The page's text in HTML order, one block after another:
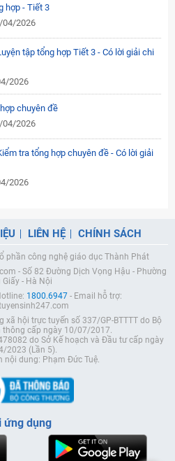
hợp - Tiết 3
04/2026
tập tổng hợp Tiết 3 - Có lời giải chi
2026
chuyên đề
04/2026
tra tổng hợp chuyên đề - Có lời giải
2026
LIÊN HỆ CHÍNH SÁCH
phần công nghệ giáo dục Thành Phát
- Số 82 Đường Dịch Vọng Hậu - Phường
Giấy - Hà Nội
1800.6947- Email hỗ trợ:
xã hội trực tuyến số 337/GP-BTTTT do Bộ
thông cấp ngày 10/07/2017.
do Sở Kế hoạch và Đầu tư cấp ngày
2023 (Lần 5).
nội dung: Phạm Đức Tuệ.
ứng dụng